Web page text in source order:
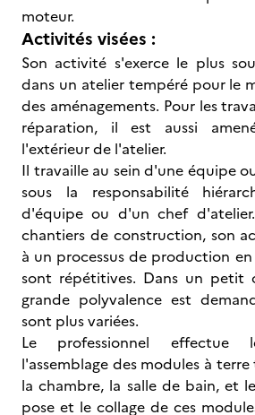
moteur.
Activités visées :
Son activité s'exerce le plus
dans un atelier tempéré pour le
des aménagements. Pour les
réparation, il est aussi
l'extérieur de l'atelier.
Il travaille au sein d'une équipe
sous la responsabilité
d'équipe ou d'un chef
chantiers de construction, son
à un processus de production
sont répétitives. Dans un petit
grande polyvalence est
sont plus variées.
Le professionnel
l'assemblage des modules à
la chambre, la salle de bain, et
pose et le collage de ces